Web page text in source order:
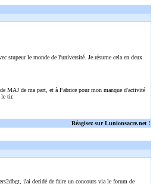
stupeur le monde de l'université. Je résume cela en deux
MAJ de ma part, et à Fabrice pour mon manque d'activité
le tir.
Réagisez sur Lunionsacre.net !
j'ai decidé de faire un concours via le forum de